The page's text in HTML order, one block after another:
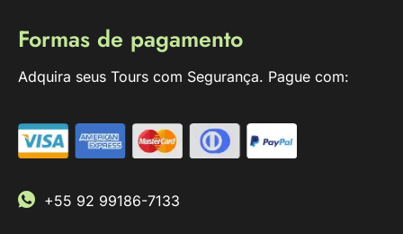
Formas de pagamento
Adquira seus Tours com Segurança. Pague com:
+55 92 99186-7133